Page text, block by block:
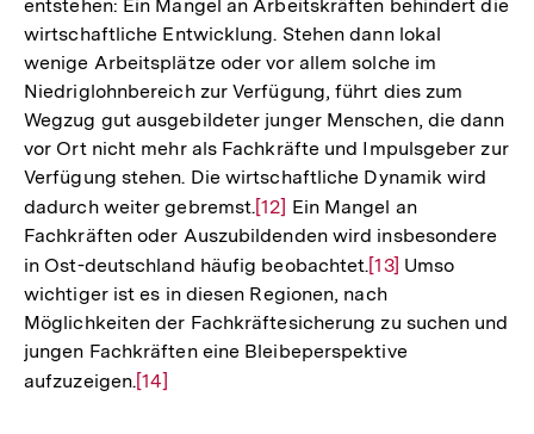
der
Fußnote
Zusammenspiel mit der Arbeitsmarktsituation
entstehen: Ein Mangel an Arbeitskräften behindert die
wirtschaftliche Entwicklung. Stehen dann lokal
wenige Arbeitsplätze oder vor allem solche im
Niedriglohnbereich zur Verfügung, führt dies zum
Wegzug gut ausgebildeter junger Menschen, die dann
vor Ort nicht mehr als Fachkräfte und Impulsgeber zur
Verfügung stehen. Die wirtschaftliche Dynamik wird
dadurch weiter gebremst.Zur
Auflösung
der
Fußnote
[12]Ein Mangel an
Fachkräften oder Auszubildenden wird insbesondere
in Ost-deutschland häufig beobachtet.Zur
Auflösung
der
[13]
wichtiger ist es in diesen Regionen, nach
Möglichkeiten der Fachkräftesicherung zu suchen und
jungen Fachkräften eine Bleibeperspektive